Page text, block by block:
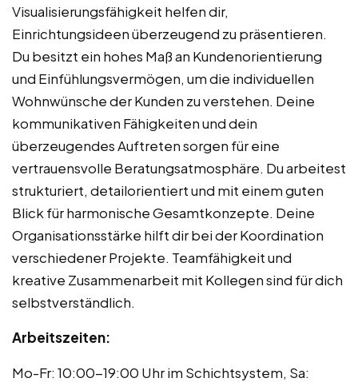
Visualisierungsfähigkeit helfen dir,
Einrichtungsideen überzeugend zu präsentieren.
Du besitzt ein hohes Maß an Kundenorientierung
und Einfühlungsvermögen, um die individuellen
Wohnwünsche der Kunden zu verstehen. Deine
kommunikativen Fähigkeiten und dein
überzeugendes Auftreten sorgen für eine
vertrauensvolle Beratungsatmosphäre. Du arbeitest
strukturiert, detailorientiert und mit einem guten
Blick für harmonische Gesamtkonzepte. Deine
Organisationsstärke hilft dir bei der Koordination
verschiedener Projekte. Teamfähigkeit und
kreative Zusammenarbeit mit Kollegen sind für dich
selbstverständlich.
Arbeitszeiten:
Mo-Fr: 10:00-19:00 Uhr im Schichtsystem, Sa: